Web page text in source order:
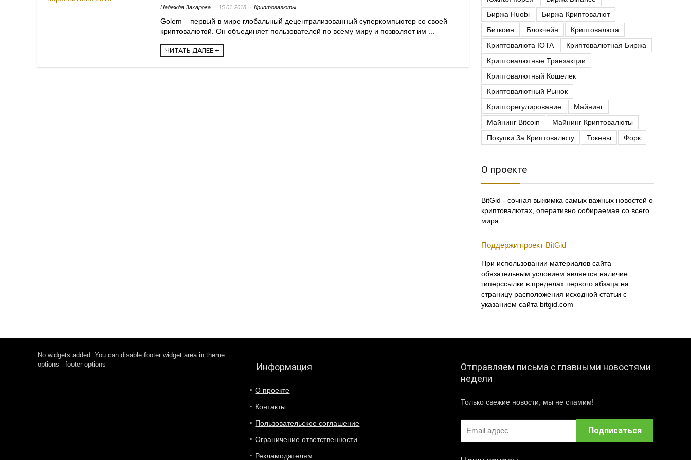
Надежда Захарова 15.01.2018 Криптовалюты
Golem – первый в мире глобальный децентрализованный суперкомпьютер со своей
криптовалютой. Он объединяет пользователей по всему миру и позволяет им ...
ЧИТАТЬ ДАЛЕЕ +
Биржа Huobi
Биржа Криптовалют
Биткоин
Блокчейн
Криптовалюта
Криптовалюта IOTA
Криптовалютная Биржа
Криптовалютные Транзакции
Криптовалютный Кошелек
Криптовалютный Рынок
Крипторегулирование
Майнинг
Майнинг Bitcoin
Майнинг Криптовалюты
Покупки За Криптовалюту
Токены Форк
О проекте
BitGid - сочная выжимка самых важных новостей о
криптовалютах, оперативно собираемая со всего
мира.
Поддержи проект BitGid
При использовании материалов сайта
обязательным условием является наличие
гиперссылки в пределах первого абзаца на
страницу расположения исходной статьи с
указанием сайта bitgid.com
No widgets added. You can disable footer widget area in theme
options - footer options
Информация
О проекте
Контакты
Пользовательское соглашение
Ограничение ответственности
Рекламодателям
Отправляем письма с главными новостями
недели
Только свежие новости, мы не спамим!